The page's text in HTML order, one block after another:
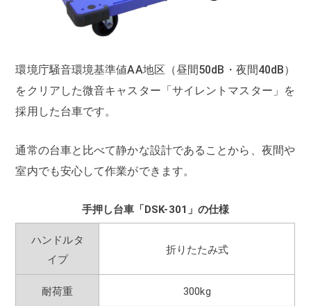
環境庁騒音環境基準値AA地区（昼間50dB・夜間40dB）
をクリアした微音キャスター「サイレントマスター」を
採用した台車です。
通常の台車と比べて静かな設計であることから、夜間や
室内でも安心して作業ができます。
手押し台車「DSK-301」の仕様
ハンドルタ
イプ
折りたたみ式
耐荷重 300kg